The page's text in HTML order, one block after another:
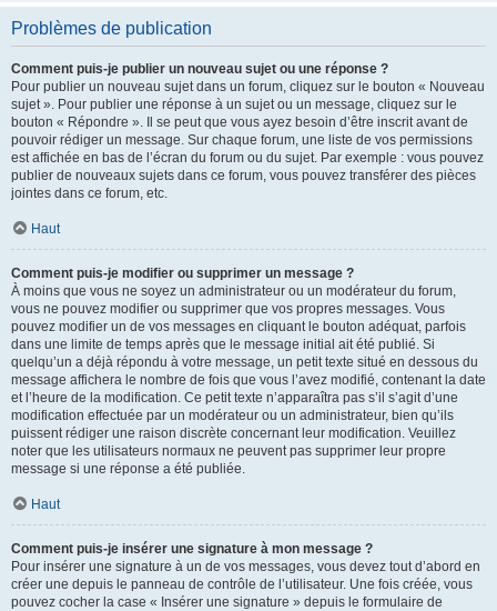
Problèmes de publication
Comment puis-je publier un nouveau sujet ou une réponse ?
Pour publier un nouveau sujet dans un forum, cliquez sur le bouton « Nouveau
sujet ». Pour publier une réponse à un sujet ou un message, cliquez sur le
bouton « Répondre ». Il se peut que vous ayez besoin d’être inscrit avant de
pouvoir rédiger un message. Sur chaque forum, une liste de vos permissions
est affichée en bas de l’écran du forum ou du sujet. Par exemple : vous pouvez
publier de nouveaux sujets dans ce forum, vous pouvez transférer des pièces
jointes dans ce forum, etc.
Haut
Comment puis-je modifier ou supprimer un message ?
À moins que vous ne soyez un administrateur ou un modérateur du forum,
vous ne pouvez modifier ou supprimer que vos propres messages. Vous
pouvez modifier un de vos messages en cliquant le bouton adéquat, parfois
dans une limite de temps après que le message initial ait été publié. Si
quelqu’un a déjà répondu à votre message, un petit texte situé en dessous du
message affichera le nombre de fois que vous l’avez modifié, contenant la date
et l’heure de la modification. Ce petit texte n’apparaîtra pas s’il s’agit d’une
modification effectuée par un modérateur ou un administrateur, bien qu’ils
puissent rédiger une raison discrète concernant leur modification. Veuillez
noter que les utilisateurs normaux ne peuvent pas supprimer leur propre
message si une réponse a été publiée.
Haut
Comment puis-je insérer une signature à mon message ?
Pour insérer une signature à un de vos messages, vous devez tout d’abord en
créer une depuis le panneau de contrôle de l’utilisateur. Une fois créée, vous
pouvez cocher la case « Insérer une signature » depuis le formulaire de